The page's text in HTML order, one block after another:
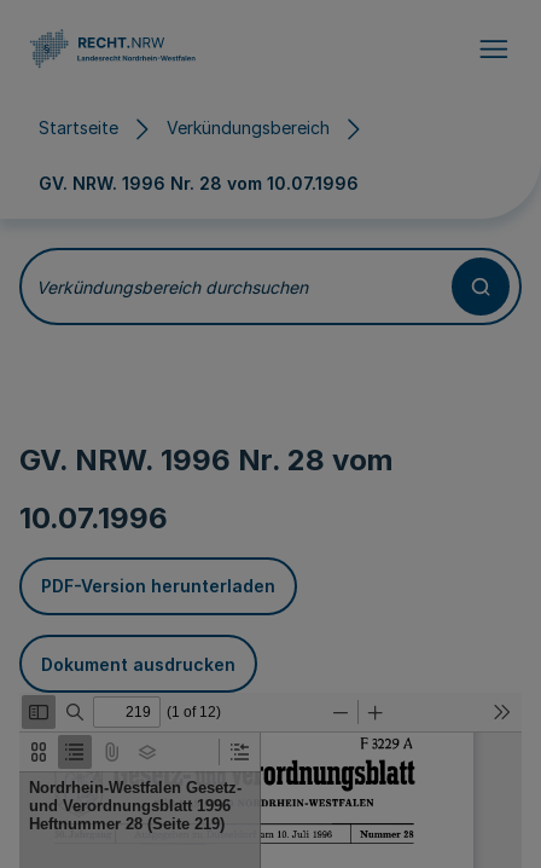
Startseite Verkündungsbereich
GV. NRW. 1996 Nr. 28 vom 10.07.1996
Verkündungsbereich durchsuchen
GV. NRW. 1996 Nr. 28 vom
10.07.1996
PDF-Version herunterladen
Dokument ausdrucken